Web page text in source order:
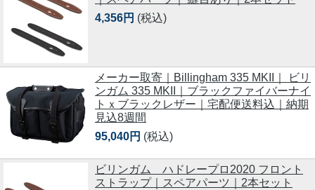
4,356円 (税込)
メーカー取寄｜Billingham 335 MKII｜ ビリ
ンガム 335 MKII｜ブラックファイバーナイ
トｘブラックレザー｜宅配便送料込｜納期
見込8週間
95,040円 (税込)
ビリンガム ハドレープロ2020 フロント
ストラップ｜スペアパーツ｜2本セット